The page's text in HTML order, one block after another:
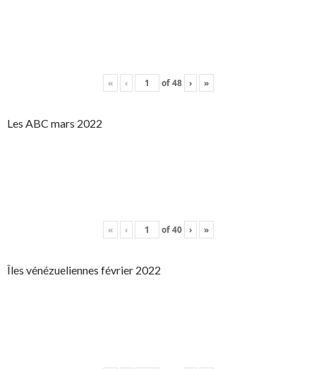
« ‹ of48 › »
Les ABC mars 2022
« ‹ of40 › »
Îles vénézueliennes février 2022